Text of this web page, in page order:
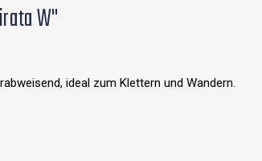
W"
ideal zum Klettern und Wandern.